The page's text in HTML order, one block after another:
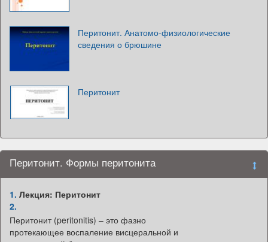
Перитонит. Анатомо-физиологические
сведения о брюшине
Перитонит
Перитонит. Формы перитонита
1. Лекция: Перитонит
2.
Перитонит (peritonitis) – это фазно
протекающее воспаление висцеральной и